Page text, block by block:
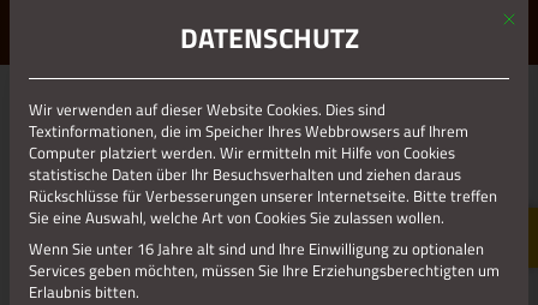
ERLEBE STOLBERG.ERLEBE DICH. Mit
DATENSCHUTZ
Wir verwenden auf dieser Website Cookies. Dies sind
Textinformationen, die im Speicher Ihres Webbrowsers auf Ihrem
Computer platziert werden. Wir ermitteln mit Hilfe von Cookies
statistische Daten über Ihr Besuchsverhalten und ziehen daraus
Rückschlüsse für Verbesserungen unserer Internetseite. Bitte treffen
Sie eine Auswahl, welche Art von Cookies Sie zulassen wollen.
Wenn Sie unter 16 Jahre alt sind und Ihre Einwilligung zu optionalen
Services geben möchten, müssen Sie Ihre Erziehungsberechtigten um
Erlaubnis bitten.